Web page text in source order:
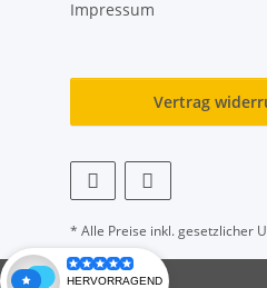
Impressum
Vertrag
* Alle Preise inkl. gesetzlicher